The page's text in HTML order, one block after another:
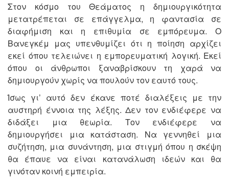
Στον κόσμο του Θεάματος η δημιουργικότητα
μετατρέπεται σε επάγγελμα, η φαντασία σε
διαφήμιση και η επιθυμία σε εμπόρευμα. Ο
Βανεγκέμ μας υπενθυμίζει ότι η ποίηση αρχίζει
εκεί όπου τελειώνει η εμπορευματική λογική. Εκεί
όπου οι άνθρωποι ξαναβρίσκουν τη χαρά να
δημιουργούν χωρίς να πουλούν τον εαυτό τους.
Ίσως γι’ αυτό δεν έκανε ποτέ διαλέξεις με την
αυστηρή έννοια της λέξης. Δεν τον ενδιέφερε να
διδάξει μια θεωρία. Τον ενδιέφερε να
δημιουργήσει μια κατάσταση. Να γεννηθεί μια
συζήτηση, μια συνάντηση, μια στιγμή όπου η σκέψη
θα έπαυε να είναι κατανάλωση ιδεών και θα
γινόταν κοινή εμπειρία.